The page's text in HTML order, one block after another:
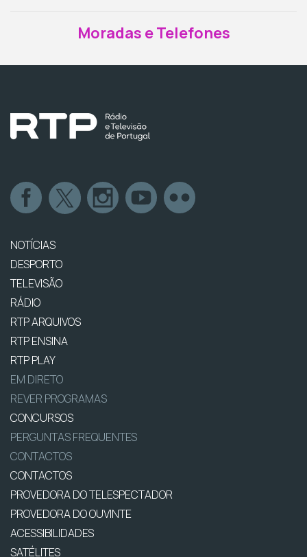
Moradas e Telefones
NOTÍCIAS
DESPORTO
TELEVISÃO
RÁDIO
RTP ARQUIVOS
RTP ENSINA
RTP PLAY
EM DIRETO
REVER PROGRAMAS
CONCURSOS
PERGUNTAS FREQUENTES
CONTACTOS
CONTACTOS
PROVEDORA DO TELESPECTADOR
PROVEDORA DO OUVINTE
ACESSIBILIDADES
SATÉLITES